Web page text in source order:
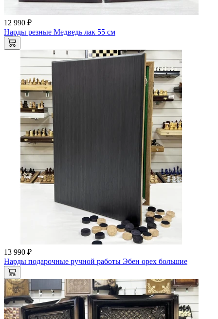
12 990 ₽
Нарды резные Медведь лак 55 см
13 990 ₽
Нарды подарочные ручной работы Эбен орех большие